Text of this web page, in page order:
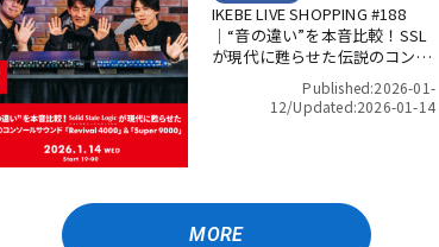
IKEBE LIVE SHOPPING #188
｜“音の違い”を本音比較！SSL
が現代に甦らせた伝説のコンソ
ールサウンド「Revival 4000」
＆「Super 9000」【presented
by パワーレック】
Published:2026-01-
12/Updated:2026-01-14
MORE